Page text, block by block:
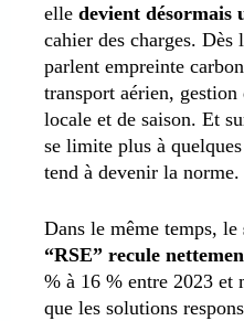
elle devient désormais
cahier des charges.
parlent empreinte
transport aérien, gestion
locale et de saison. Et
se limite plus à
tend à devenir la norme.
Dans le même temps, le
“RSE” recule
% à 16 % entre 2023
que les solutions